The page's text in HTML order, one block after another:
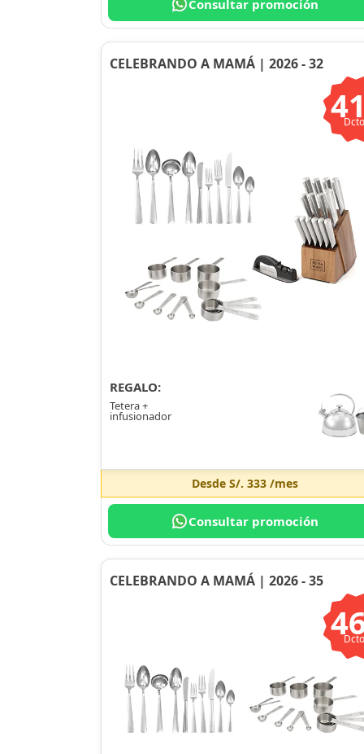
Consultar promoción
CELEBRANDO A MAMÁ | 2026 - 32
REGALO:
Tetera +
infusionador
Desde S/. 333/mes
Consultar promoción
CELEBRANDO A MAMÁ | 2026 - 35